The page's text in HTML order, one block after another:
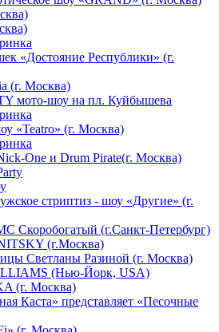
«Достояние Республики» (г.
(г. Москва)
мото-шоу на пл. Куйбышева
«Teatro» (г. Москва)
One и Drum Pirate(г. Москва)
стриптиз - шоу «Другие» (г.
Скоробогатый (г.Санкт-Петербург)
(г.Москва)
Светланы Разиной (г. Москва)
(Нью-Йорк, USA)
(г. Москва)
Каста» представляет «Песочные